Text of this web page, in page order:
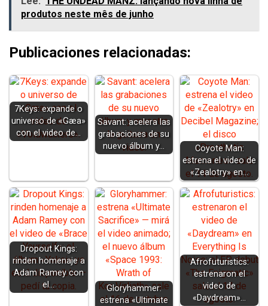
produtos neste mês de junho
Publicaciones relacionadas:
7Keys: expande o
universo de «Gæa»
con el video de…
Savant: acelera las
grabaciones de su
nuevo álbum y…
Coyote Man:
estrena el video de
«Zealotry» en…
Dropout Kings:
rinden homenaje a
Adam Ramey con
el…
Gloryhammer:
estrena «Ultimate
Afrofuturistics:
estrenaron el
video de
«Daydream»…